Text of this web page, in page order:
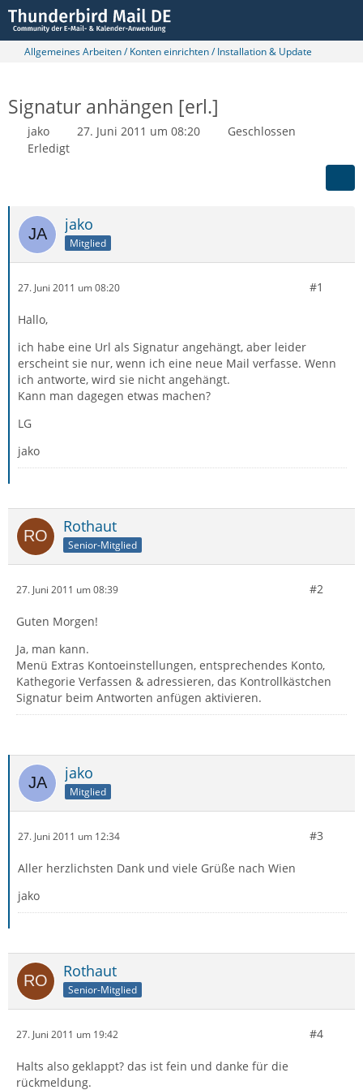
Allgemeines Arbeiten / Konten einrichten / Installation & Update
Signatur anhängen [erl.]
jako 27. Juni 2011 um 08:20
Geschlossen
Erledigt
jako
Mitglied
27. Juni 2011 um 08:20 #1
Hallo,
ich habe eine Url als Signatur angehängt, aber leider
erscheint sie nur, wenn ich eine neue Mail verfasse. Wenn
ich antworte, wird sie nicht angehängt.
Kann man dagegen etwas machen?
LG
jako
Rothaut
Senior-Mitglied
27. Juni 2011 um 08:39 #2
Guten Morgen!
Ja, man kann.
Menü Extras Kontoeinstellungen, entsprechendes Konto,
Kathegorie Verfassen & adressieren, das Kontrollkästchen
Signatur beim Antworten anfügen aktivieren.
jako
Mitglied
27. Juni 2011 um 12:34 #3
Aller herzlichsten Dank und viele Grüße nach Wien
jako
Rothaut
Senior-Mitglied
27. Juni 2011 um 19:42 #4
Halts also geklappt? das ist fein und danke für die
rückmeldung.